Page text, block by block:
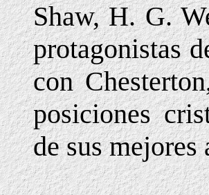
Shaw, H. G.
protagonistas
con
posiciones
de sus mejores